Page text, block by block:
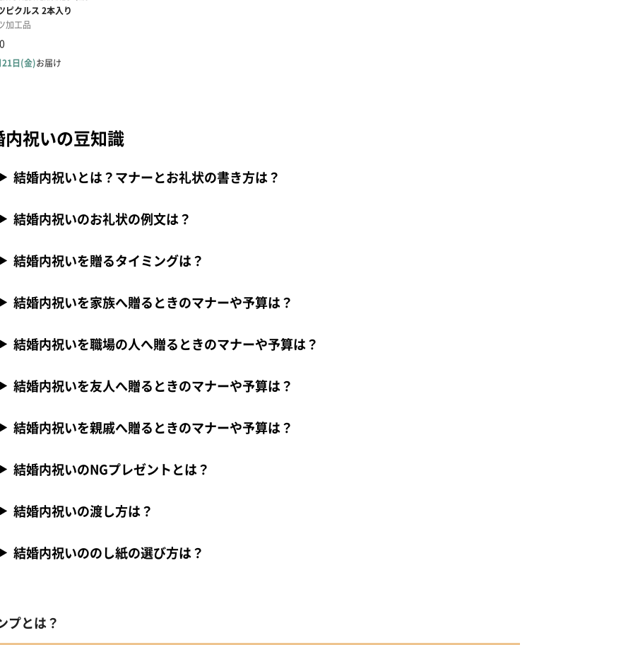
内祝いの豆知識
結婚内祝いとは？マナーとお礼状の書き方は？
結婚内祝いのお礼状の例文は？
結婚内祝いを贈るタイミングは？
結婚内祝いを家族へ贈るときのマナーや予算は？
結婚内祝いを職場の人へ贈るときのマナーや予算は？
結婚内祝いを友人へ贈るときのマナーや予算は？
結婚内祝いを親戚へ贈るときのマナーや予算は？
結婚内祝いのNGプレゼントとは？
結婚内祝いの渡し方は？
結婚内祝いののし紙の選び方は？
プとは？